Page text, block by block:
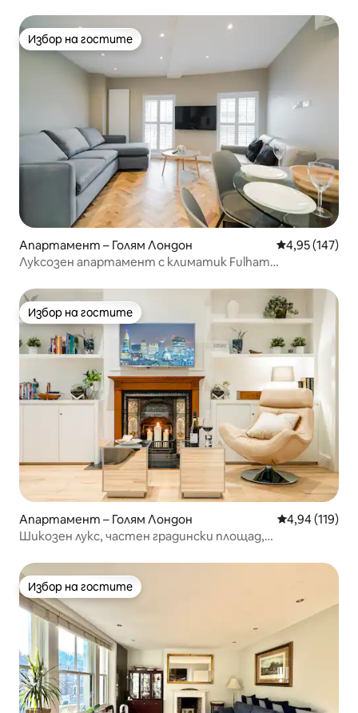
Избор на гостите
Избор на гостите
Апартамент – Голям Лондон Средна
4,95 (147)
Луксозен апартамент с климатик Fulham
Избор на гостите
Избор на гостите
Апартамент – Голям Лондон Средна
4,94 (119)
Шикозен лукс, частен градински площад,
Избор на гостите
Избор на гостите